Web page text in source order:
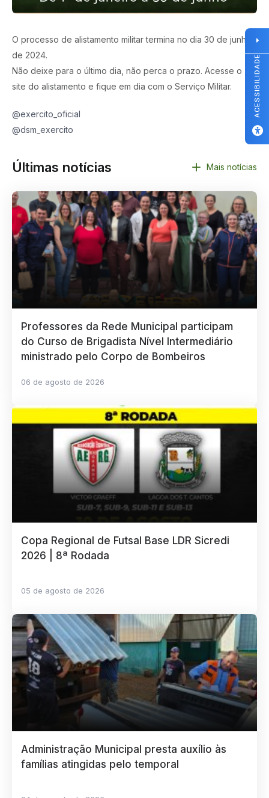
O processo de alistamento militar termina no dia 30 de junho
de 2024.
Não deixe para o último dia, não perca o prazo. Acesse o
site do alistamento e fique em dia com o Serviço Militar.
@exercito_oficial
@dsm_exercito
Últimas notícias Mais notícias
Professores da Rede Municipal participam
do Curso de Brigadista Nível Intermediário
ministrado pelo Corpo de Bombeiros
06 de agosto de 2026
Copa Regional de Futsal Base LDR Sicredi
2026 | 8ª Rodada
05 de agosto de 2026
Administração Municipal presta auxílio às
famílias atingidas pelo temporal
ACESSIBILIDADE